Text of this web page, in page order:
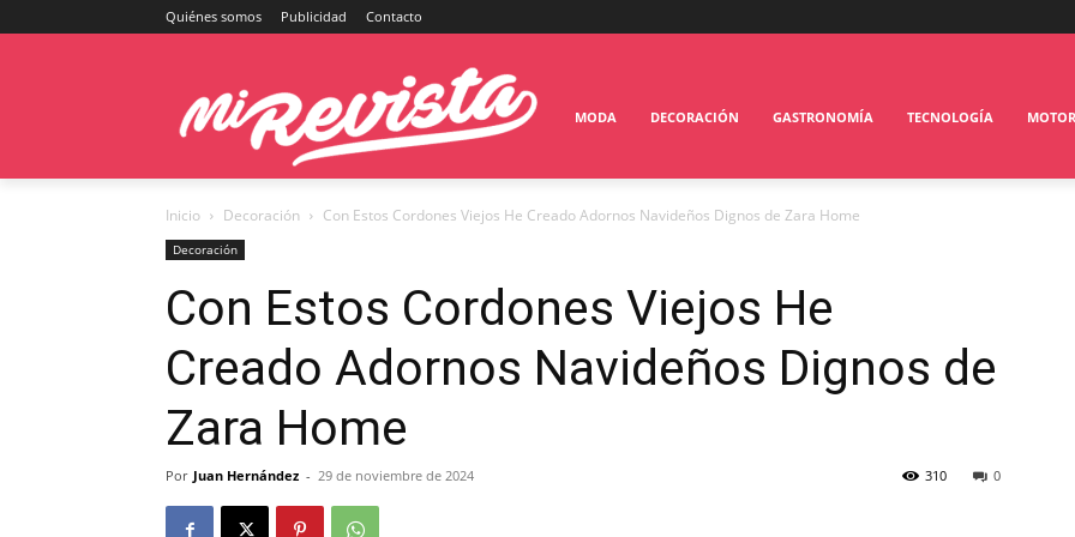
Quiénes somos Publicidad Contacto
MODA DECORACIÓN GASTRONOMÍA TECNOLOGÍA MOTOR
Inicio Decoración Con Estos Cordones Viejos He Creado Adornos Navideños Dignos de Zara Home
Decoración
Con Estos Cordones Viejos He
Creado Adornos Navideños Dignos de
Zara Home
Por Juan Hernández - 29 de noviembre de 2024 0
310